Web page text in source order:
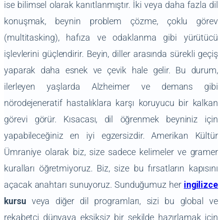
ise bilimsel olarak kanıtlanmıştır. İki veya daha fazla dil
konuşmak, beynin problem çözme, çoklu görev
(multitasking), hafıza ve odaklanma gibi yürütücü
işlevlerini güçlendirir. Beyin, diller arasında sürekli geçiş
yaparak daha esnek ve çevik hale gelir. Bu durum,
ilerleyen yaşlarda Alzheimer ve demans gibi
nörodejeneratif hastalıklara karşı koruyucu bir kalkan
görevi görür. Kısacası, dil öğrenmek beyniniz için
yapabileceğiniz en iyi egzersizdir. Amerikan Kültür
Ümraniye olarak biz, size sadece kelimeler ve gramer
kuralları öğretmiyoruz. Biz, size bu fırsatların kapısını
açacak anahtarı sunuyoruz. Sunduğumuz her ingilizce
kursu veya diğer dil programları, sizi bu global ve
rekabetçi dünyaya eksiksiz bir şekilde hazırlamak için